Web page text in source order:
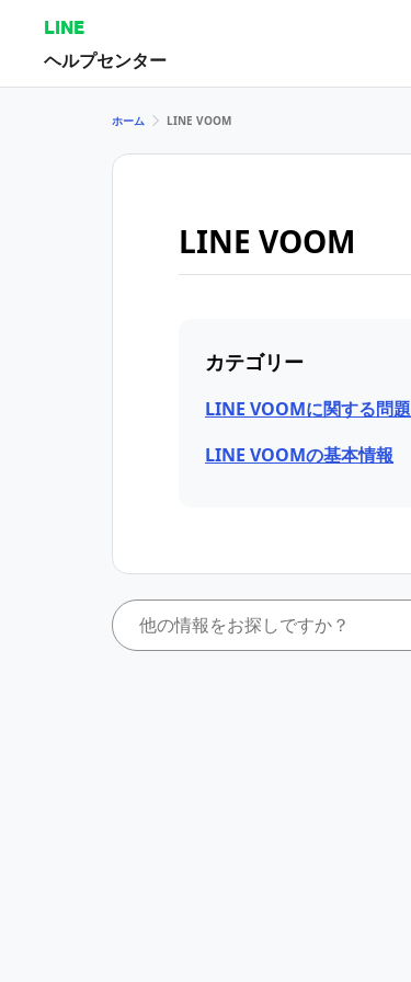
LINE
ヘルプセンター
ホーム LINE VOOM
LINE VOOM
カテゴリー
LINE VOOMに関する問題
LINE VOOMの基本情報